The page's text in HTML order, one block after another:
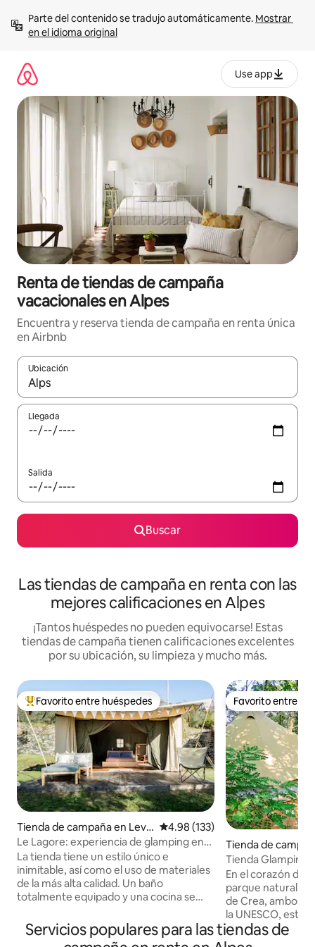
contenido
Parte del contenido se tradujo automáticamente. Mostrar
en el idioma original
Use app
Renta de tiendas de campaña
vacacionales en Alpes
Encuentra y reserva tienda de campaña en renta única
en Airbnb
Ubicación
Cuando los resultados estén disponibles, podrás navegar
Llegada
Salida
Buscar
Las tiendas de campaña en renta con las
mejores calificaciones en Alpes
¡Tantos huéspedes no pueden equivocarse! Estas
tiendas de campaña tienen calificaciones excelentes
por su ubicación, su limpieza y mucho más.
De los mejores en Favorito entre huéspedes
Favorito entre huéspedes
Tienda de campaña en Leva
nto
Calificación promedio: 4.98 de
4.98 (133)
Le Lagore: experiencia de glamping en
tiendas y establos
La tienda tiene un estilo único e
inimitable, así como el uso de materiales
de la más alta calidad. Un baño
totalmente equipado y una cocina se
restaurada del establo, situada junto a la
tienda. Los huéspedes pueden disfrutar
Favorito entre
Favorito entre
Tienda de
ano Monferrato
Tienda Glamping
CIR00613500005
En el corazón del
parque natural
de Crea, ambos
la UNESCO,
y colinas
metros
Servicios populares para las tiendas de